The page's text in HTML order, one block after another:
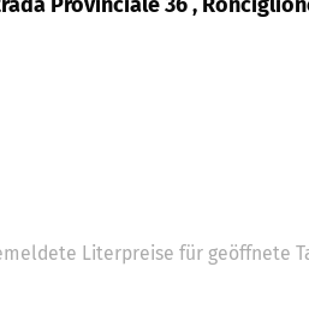
Literpreise für geöffnete